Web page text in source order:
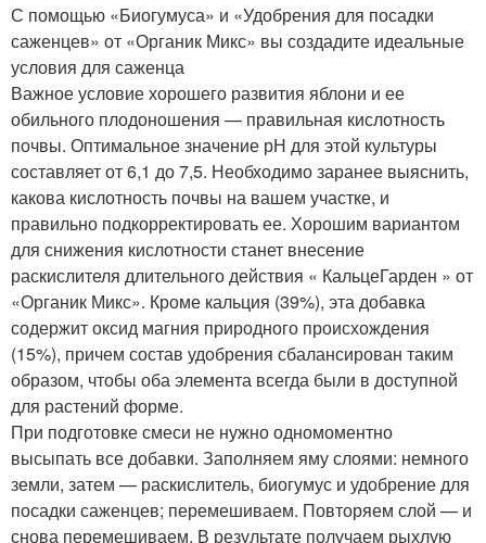
С помощью «Биогумуса» и «Удобрения для посадки
саженцев» от «Органик Микс» вы создадите идеальные
условия для саженца
Важное условие хорошего развития яблони и ее
обильного плодоношения — правильная кислотность
почвы. Оптимальное значение рН для этой культуры
составляет от 6,1 до 7,5. Необходимо заранее выяснить,
какова кислотность почвы на вашем участке, и
правильно подкорректировать ее. Хорошим вариантом
для снижения кислотности станет внесение
раскислителя длительного действия « КальцеГарден » от
«Органик Микс». Кроме кальция (39%), эта добавка
содержит оксид магния природного происхождения
(15%), причем состав удобрения сбалансирован таким
образом, чтобы оба элемента всегда были в доступной
для растений форме.
При подготовке смеси не нужно одномоментно
высыпать все добавки. Заполняем яму слоями: немного
земли, затем — раскислитель, биогумус и удобрение для
посадки саженцев; перемешиваем. Повторяем слой — и
снова перемешиваем. В результате получаем рыхлую